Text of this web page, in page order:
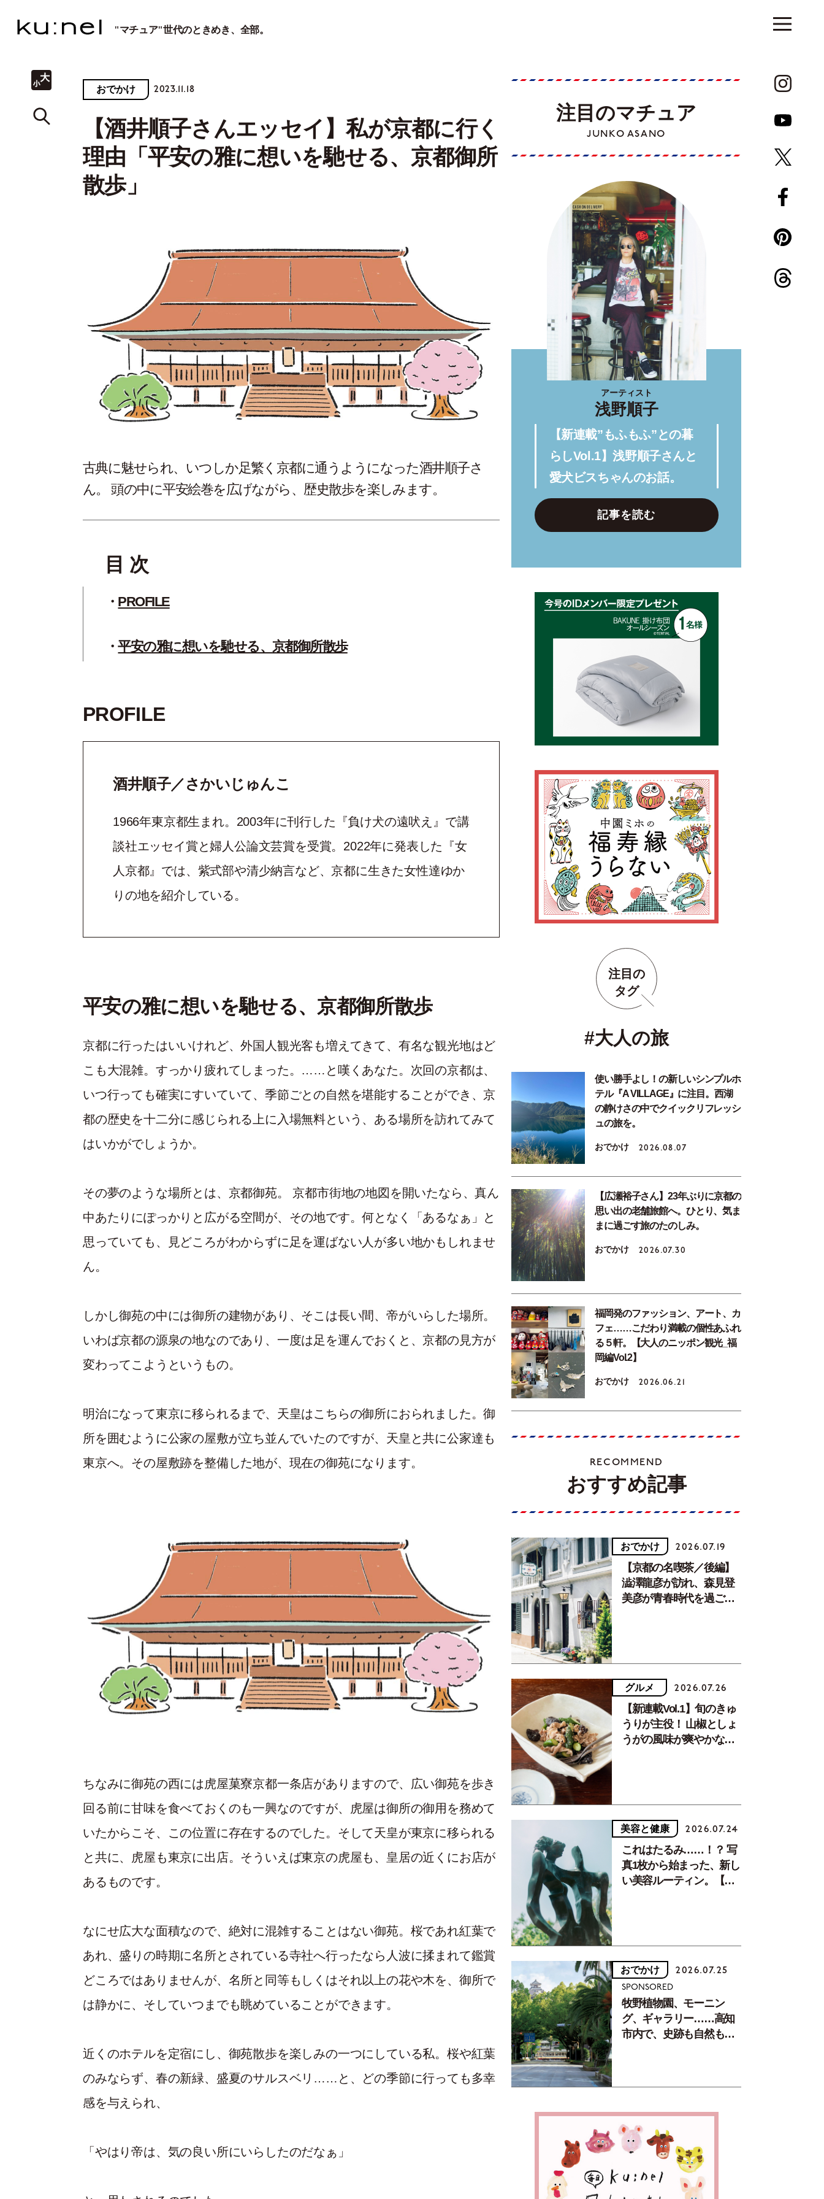
"マチュア"世代のときめき、全部。
おでかけ 2023.11.18
【酒井順子さんエッセイ】私が京都に行く
理由「平安の雅に想いを馳せる、京都御所
散歩」
古典に魅せられ、いつしか足繁く京都に通うようになった酒井順子さ
ん。 頭の中に平安絵巻を広げながら、歴史散歩を楽しみます。
目 次
PROFILE
平安の雅に想いを馳せる、京都御所散歩
PROFILE
酒井順子／さかいじゅんこ
1966年東京都生まれ。2003年に刊行した『負け犬の遠吠え』で講
談社エッセイ賞と婦人公論文芸賞を受賞。2022年に発表した『女
人京都』では、紫式部や清少納言など、京都に生きた女性達ゆか
りの地を紹介している。
平安の雅に想いを馳せる、京都御所散歩
京都に行ったはいいけれど、外国人観光客も増えてきて、有名な観光地はど
こも大混雑。すっかり疲れてしまった。……と嘆くあなた。次回の京都は、
いつ行っても確実にすいていて、季節ごとの自然を堪能することができ、京
都の歴史を十二分に感じられる上に入場無料という、ある場所を訪れてみて
はいかがでしょうか。
その夢のような場所とは、京都御苑。 京都市街地の地図を開いたなら、真ん
中あたりにぽっかりと広がる空間が、その地です。何となく「あるなぁ」と
思っていても、見どころがわからずに足を運ばない人が多い地かもしれませ
ん。
しかし御苑の中には御所の建物があり、そこは長い間、帝がいらした場所。
いわば京都の源泉の地なのであり、一度は足を運んでおくと、京都の見方が
変わってこようというもの。
明治になって東京に移られるまで、天皇はこちらの御所におられました。御
所を囲むように公家の屋敷が立ち並んでいたのですが、天皇と共に公家達も
東京へ。その屋敷跡を整備した地が、現在の御苑になります。
ちなみに御苑の西には虎屋菓寮京都一条店がありますので、広い御苑を歩き
回る前に甘味を食べておくのも一興なのですが、虎屋は御所の御用を務めて
いたからこそ、この位置に存在するのでした。そして天皇が東京に移られる
と共に、虎屋も東京に出店。そういえば東京の虎屋も、皇居の近くにお店が
あるものです。
なにせ広大な面積なので、絶対に混雑することはない御苑。桜であれ紅葉で
あれ、盛りの時期に名所とされている寺社へ行ったなら人波に揉まれて鑑賞
どころではありませんが、名所と同等もしくはそれ以上の花や木を、御所で
は静かに、そしていつまでも眺めていることができます。
近くのホテルを定宿にし、御苑散歩を楽しみの一つにしている私。桜や紅葉
のみならず、春の新緑、盛夏のサルスベリ……と、どの季節に行っても多幸
感を与えられ、
「やはり帝は、気の良い所にいらしたのだなぁ」
注目のマチュア
JUNKO ASANO
アーティスト
浅野順子
【新連載”もふもふ”との暮
らしVol.1】浅野順子さんと
愛犬ビスちゃんのお話。
記事を読む
注目の
タグ
#大人の旅
使い勝手よし！の新しいシンプルホ
テル『A VILLAGE』に注目。西湖
の静けさの中でクイックリフレッシ
ュの旅を。
おでかけ 2026.08.07
【広瀬裕子さん】23年ぶりに京都の
思い出の老舗旅館へ。ひとり、気ま
まに過ごす旅のたのしみ。
おでかけ 2026.07.30
福岡発のファッション、アート、カ
フェ……こだわり満載の個性あふれ
る５軒。【大人のニッポン観光_福
岡編Vol.2】
おでかけ 2026.06.21
RECOMMEND
おすすめ記事
おでかけ 2026.07.19
【京都の名喫茶／後編】
澁澤龍彦が訪れ、森見登
美彦が青春時代を過ごし
グルメ 2026.07.26
【新連載Vol.1】旬のきゅ
うりが主役！ 山椒としょ
うがの風味が爽やかな、
美容と健康 2026.07.24
これはたるみ……！？ 写
真1枚から始まった、新し
い美容ルーティン。【中
おでかけ 2026.07.25
SPONSORED
牧野植物園、モーニン
グ、ギャラリー……高知
市内で、史跡も自然もグ